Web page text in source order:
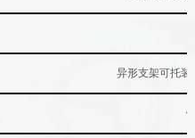
异形支架可托